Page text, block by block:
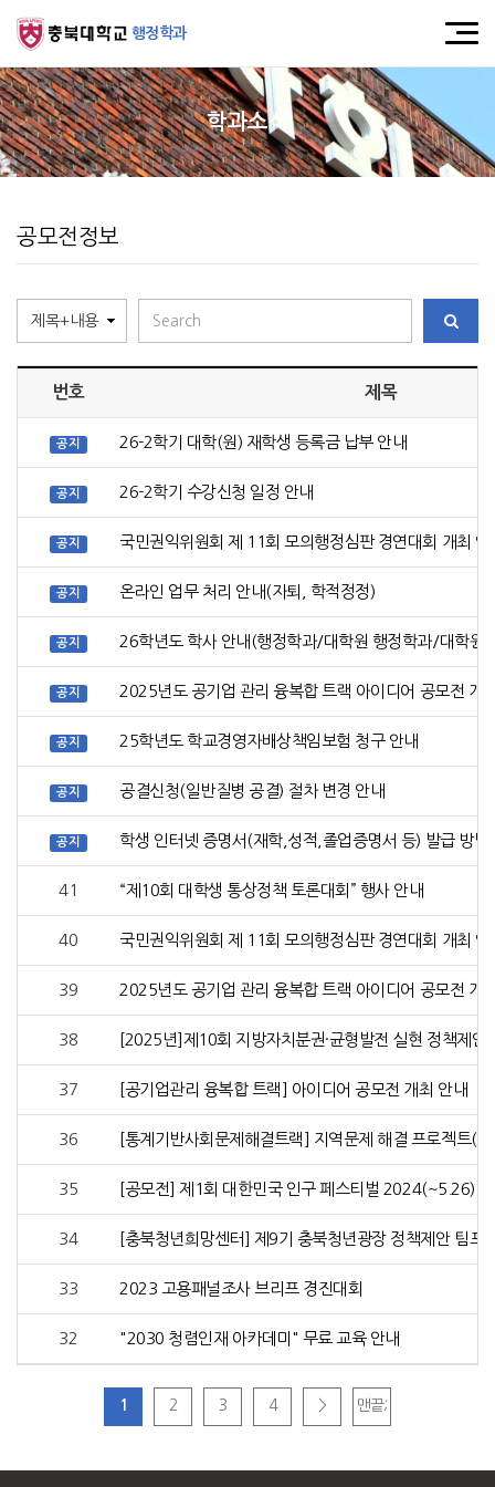
행정학과
학과소식
공모전정보
번호 제목
공지 26-2학기 대학(원) 재학생 등록금 납부 안내
공지 26-2학기 수강신청 일정 안내
공지 국민권익위원회 제 11회 모의행정심판 경연대회 개최 안
공지 온라인 업무 처리 안내(자퇴, 학적정정)
공지 26학년도 학사 안내(행정학과/대학원 행정학과/대학원
공지 2025년도 공기업 관리 융복합 트랙 아이디어 공모전 개
공지 25학년도 학교경영자배상책임보험 청구 안내
공지 공결신청(일반질병 공결) 절차 변경 안내
공지 학생 인터넷 증명서(재학,성적,졸업증명서 등) 발급 방법
41 “제10회 대학생 통상정책 토론대회” 행사 안내
40 국민권익위원회 제 11회 모의행정심판 경연대회 개최 안
39 2025년도 공기업 관리 융복합 트랙 아이디어 공모전 개
38 [2025년]제10회 지방자치분권·균형발전 실현 정책제안
37 [공기업관리 융복합 트랙] 아이디어 공모전 개최 안내
36 [통계기반사회문제해결트랙] 지역문제 해결 프로젝트(
35 [공모전] 제1회 대한민국 인구 페스티벌 2024(~5.26)
34 [충북청년희망센터] 제9기 충북청년광장 정책제안 팀프
33 2023 고용패널조사 브리프 경진대회
32 "2030 청렴인재 아카데미" 무료 교육 안내
1 2 3 4 > 맨끝;